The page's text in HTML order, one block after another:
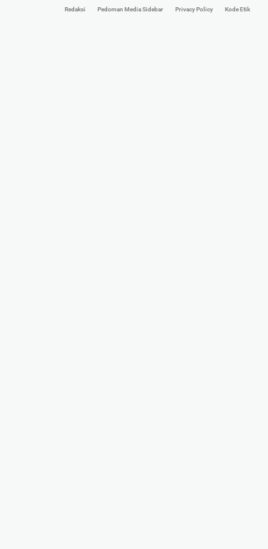
Redaksi Pedoman Media Sidebar Privacy Policy Kode Etik